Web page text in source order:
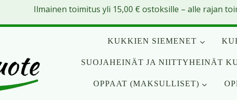
KUKKIEN SIEMENET
SUOJAHEINÄT JA NIITTYHEINÄT
OPPAAT (MAKSULLISET)
Ilmainen toimitus yli 15,00 € ostoksille – alle rajan